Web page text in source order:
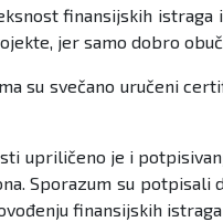
finansijskih istraga
jer samo dobro
su svečano uručeni
upriličeno je i
Sporazum su
finansijskih